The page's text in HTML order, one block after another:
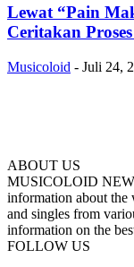
Lewat “Pain
Ceritakan
Musicoloid - Juli 24,
ABOUT US
MUSICOLOID
information about the
and singles from
information on the
FOLLOW US